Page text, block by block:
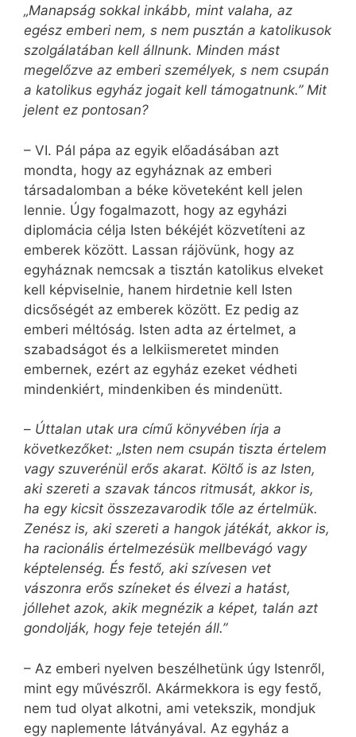
„Manapság sokkal inkább, mint valaha, az
egész emberi nem, s nem pusztán a katolikusok
szolgálatában kell állnunk. Minden mást
megelőzve az emberi személyek, s nem csupán
a katolikus egyház jogait kell támogatnunk.” Mit
jelent ez pontosan?
– VI. Pál pápa az egyik előadásában azt
mondta, hogy az egyháznak az emberi
társadalomban a béke követeként kell jelen
lennie. Úgy fogalmazott, hogy az egyházi
diplomácia célja Isten békéjét közvetíteni az
emberek között. Lassan rájövünk, hogy az
egyháznak nemcsak a tisztán katolikus elveket
kell képviselnie, hanem hirdetnie kell Isten
dicsőségét az emberek között. Ez pedig az
emberi méltóság. Isten adta az értelmet, a
szabadságot és a lelkiismeretet minden
embernek, ezért az egyház ezeket védheti
mindenkiért, mindenkiben és mindenütt.
– Úttalan utak ura című könyvében írja a
következőket: „Isten nem csupán tiszta értelem
vagy szuverénül erős akarat. Költő is az Isten,
aki szereti a szavak táncos ritmusát, akkor is,
ha egy kicsit összezavarodik tőle az értelmük.
Zenész is, aki szereti a hangok játékát, akkor is,
ha racionális értelmezésük mellbevágó vagy
képtelenség. És festő, aki szívesen vet
vászonra erős színeket és élvezi a hatást,
jóllehet azok, akik megnézik a képet, talán azt
gondolják, hogy feje tetején áll.”
– Az emberi nyelven beszélhetünk úgy Istenről,
mint egy művészről. Akármekkora is egy festő,
nem tud olyat alkotni, ami vetekszik, mondjuk
egy naplemente látványával. Az egyház a